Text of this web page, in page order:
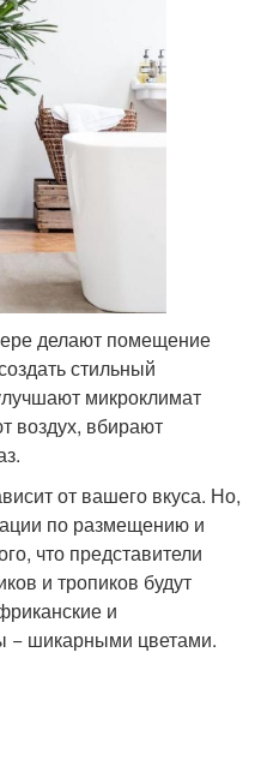
делают помещение
стильный
микроклимат
воздух, вбирают
от вашего вкуса. Но,
по размещению и
что представители
и тропиков будут
и
− шикарными цветами.